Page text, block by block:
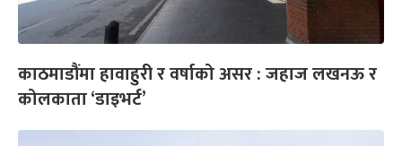
काठमाडौंमा हावाहुरी र वर्षाको असर : जहाज लखनऊ र
कोलकाता ‘डाइभर्ट’